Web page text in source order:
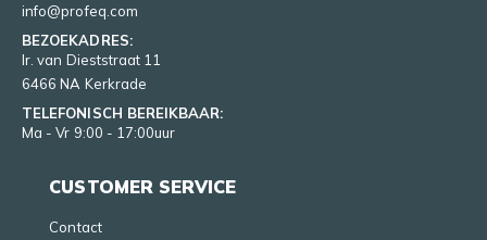
info@profeq.com
BEZOEKADRES:
Ir. van Dieststraat 11
6466 NA Kerkrade
TELEFONISCH BEREIKBAAR:
Ma - Vr 9:00 - 17:00uur
CUSTOMER SERVICE
Contact